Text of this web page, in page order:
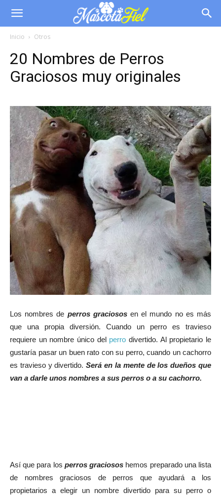
Inicio Otros
20 Nombres de Perros
Graciosos muy originales
Los nombres de perros graciososen el mundo no es más
que una propia diversión. Cuando un perro es travieso
requiere un nombre único del perrodivertido. Al propietario le
gustaría pasar un buen rato con su perro, cuando un cachorro
es travieso y divertido.Será en la mente de los dueños que
van a darle unos nombres a sus perros o a su cachorro.
Así que para los perros graciosos hemos preparado una lista
de nombres graciosos de perros que ayudará a los
propietarios a elegir un nombre divertido para su perro o